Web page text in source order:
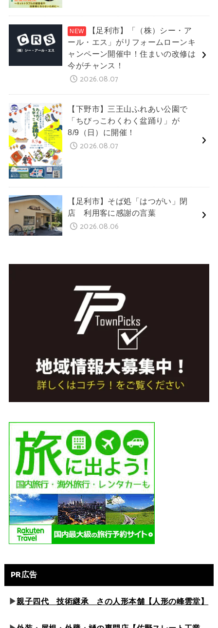
【足利市】「（株）シー・ア
ール・エス」がリフォームローンキ
ャンペーン開催中！住まいの改修は
今がチャンス！
2026.08.07
【下野市】三王山ふれあい公園で
「ちびっこわくわく盆踊り」が
8/9（日）に開催！
2026.08.07
【足利市】そば処「はつがい」閉
店 利用客に感謝の言葉
2026.08.06
PR広告
▶親子四代 技術継承 さの人形本舗【人形の峰雲堂】